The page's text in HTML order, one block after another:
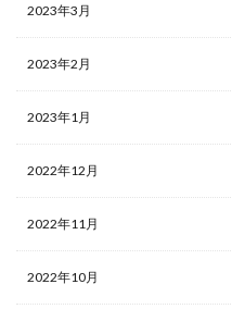
2023年3月
2023年2月
2023年1月
2022年12月
2022年11月
2022年10月